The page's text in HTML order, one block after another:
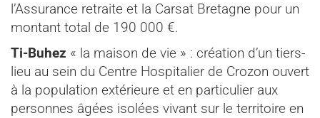
l’Assurance retraite et la Carsat Bretagne pour un
montant total de 190 000 €.
Ti-Buhez « la maison de vie » : création d’un tiers-
lieu au sein du Centre Hospitalier de Crozon ouvert
à la population extérieure et en particulier aux
personnes âgées isolées vivant sur le territoire en